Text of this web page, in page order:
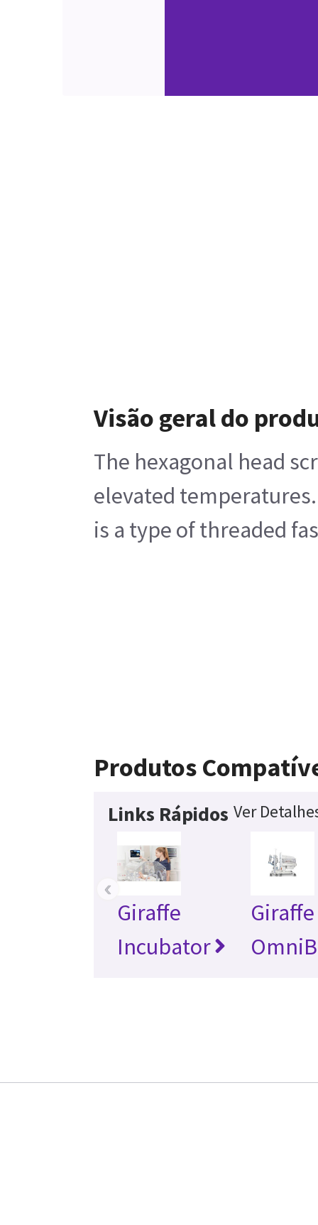
Visão geral do
The hexagonal head
elevated
is a type of threaded
Produtos
Links Rápidos Ver
Giraffe
Incubator
Giraffe
‹